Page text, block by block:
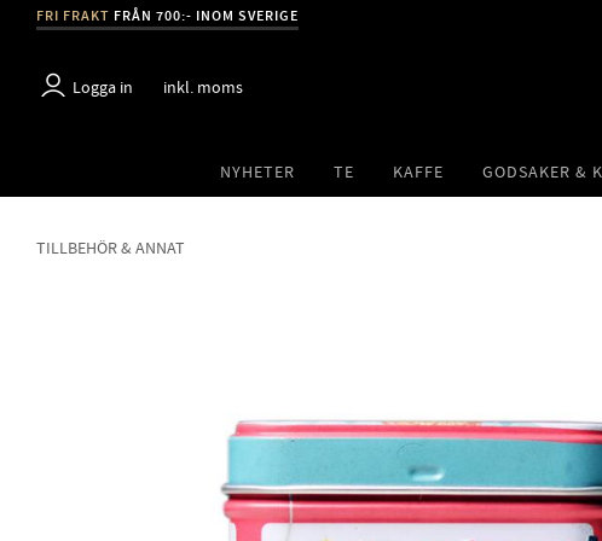
FRI FRAKT FRÅN 700:- INOM SVERIGE
Logga in inkl. moms
NYHETER TE KAFFE GODSAKER &
TILLBEHÖR & ANNAT